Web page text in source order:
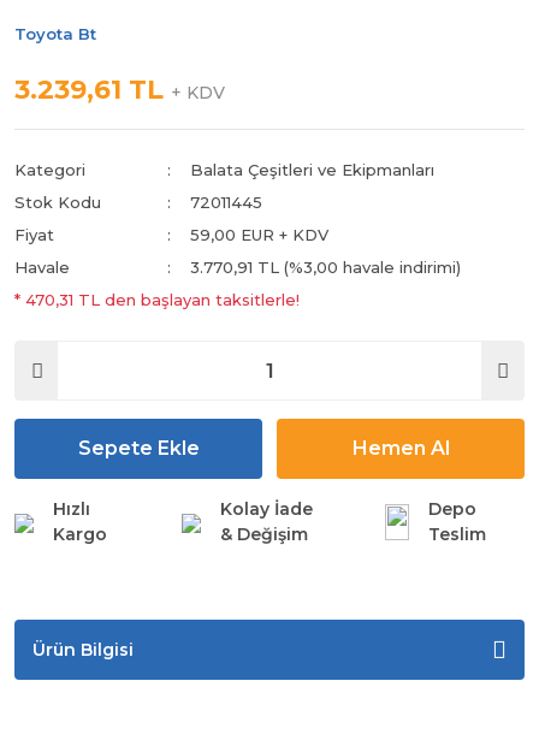
Toyota Bt
3.239,61 TL + KDV
Kategori
Balata Çeşitleri ve Ekipmanları
Stok Kodu
72011445
Fiyat
59,00 EUR + KDV
Havale
3.770,91 TL (%3,00 havale indirimi)
* 470,31 TL den başlayan taksitlerle!
Sepete Ekle Hemen Al
Hızlı
Kargo
Kolay İade
& Değişim
Depo
Teslim
Ürün Bilgisi